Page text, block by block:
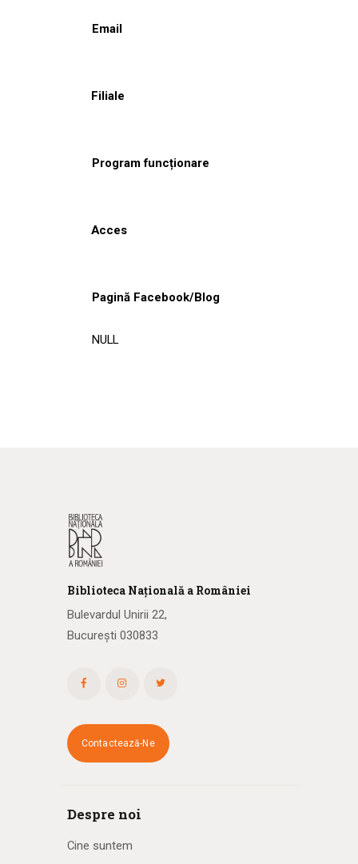
Email
Filiale
Program funcționare
Acces
Pagină Facebook/Blog
NULL
Biblioteca Națională a României
Bulevardul Unirii 22,
București 030833
Contactează-Ne
Despre noi
Cine suntem